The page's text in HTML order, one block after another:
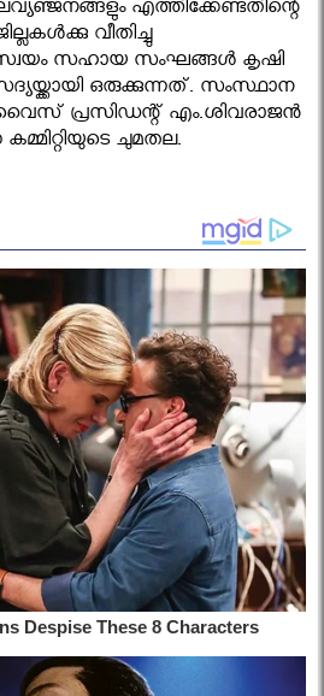
എത്തിക്കേണ്ടതിന്റെ
വീതിച്ചു
സഹായ സംഘങ്ങള്‍ കൃഷി
ഒരുക്കുന്നത്. സംസ്ഥാന
പ്രസിഡന്റ് എം.ശിവരാജന്‍
ചുമതല.